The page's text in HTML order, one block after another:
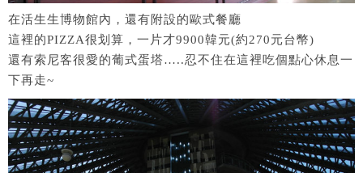
在活生生博物館內，還有附設的歐式餐廳
這裡的PIZZA很划算，一片才9900韓元(約270元台幣)
還有索尼客很愛的葡式蛋塔…..忍不住在這裡吃個點心休息一
下再走~